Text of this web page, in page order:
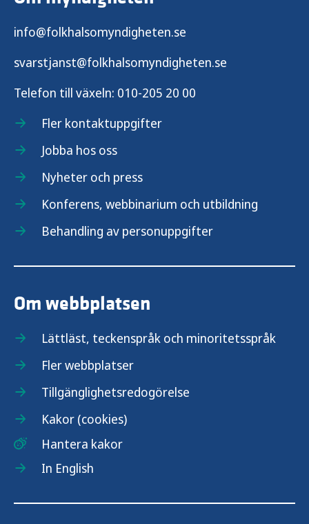
info@folkhalsomyndigheten.se
svarstjanst@folkhalsomyndigheten.se
Telefon till växeln: 010-205 20 00
Fler kontaktuppgifter
Jobba hos oss
Nyheter och press
Konferens, webbinarium och utbildning
Behandling av personuppgifter
Om webbplatsen
Lättläst, teckenspråk och minoritetsspråk
Fler webbplatser
Tillgänglighetsredogörelse
Kakor (cookies)
Hantera kakor
In English